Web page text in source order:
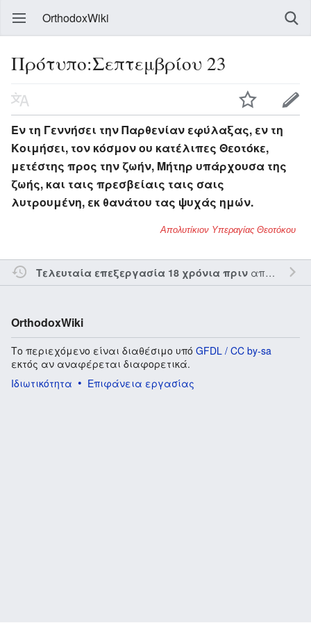
OrthodoxWiki
Πρότυπο:Σεπτεμβρίου 23
Εν τη Γεννήσει την Παρθενίαν εφύλαξας, εν τη
Κοιμήσει, τον κόσμον ου κατέλιπες Θεοτόκε,
μετέστης προς την ζωήν, Μήτηρ υπάρχουσα της
ζωής, και ταις πρεσβείαις ταις σαις
λυτρουμένη, εκ θανάτου τας ψυχάς ημών.
Απολυτίκιον Υπεραγίας Θεοτόκου
Τελευταία επεξεργασία 18 χρόνια πριναπό τον την
OrthodoxWiki
Το περιεχόμενο είναι διαθέσιμο υπό GFDL / CC by-sa
εκτός αν αναφέρεται διαφορετικά.
Ιδιωτικότητα
Επιφάνεια εργασίας